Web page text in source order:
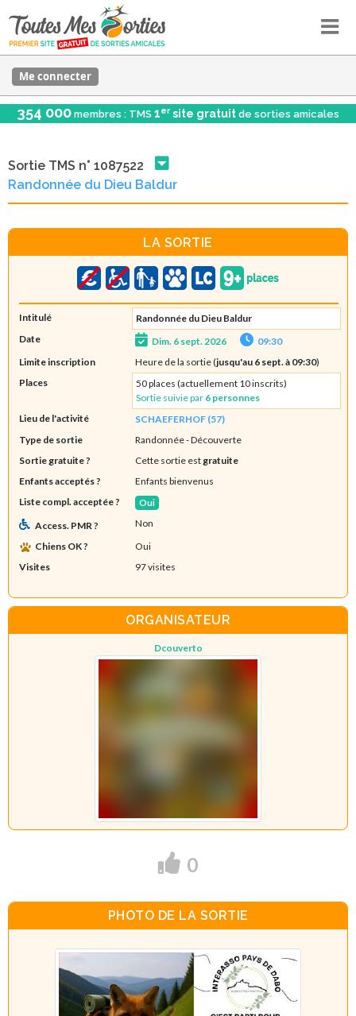
Me connecter
354 000 membres : TMS 1er site gratuit de sorties amicales
Sortie TMS n° 1087522
Randonnée du Dieu Baldur
LA SORTIE
Intitulé
Randonnée du Dieu Baldur
Date
Dim. 6 sept. 2026
09:30
Limite inscription
Heure de la sortie (jusqu'au 6 sept. à 09:30)
Places
50 places (actuellement 10 inscrits)
Sortie suivie par 6 personnes
Lieu de l'activité
SCHAEFERHOF (57)
Type de sortie
Randonnée- Découverte
Sortie gratuite ?
Cette sortie est gratuite
Enfants acceptés ?
Enfants bienvenus
Liste compl. acceptée ?
Oui
Access. PMR ?
Non
Chiens OK ?
Oui
Visites
97 visites
ORGANISATEUR
Dcouverto
0
PHOTO DE LA SORTIE